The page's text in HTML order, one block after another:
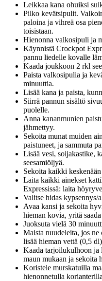
Leikkaa kana ohuiksi
Pilko kevätsipulit.
paloina ja vihreä osa
toisistaan.
Hienonna valkosipuli ja
Käynnistä Crockpot
pannu liedelle kovalle
Kaada joukkoon 2 rkl
Paista valkosipulia ja
minuuttia.
Lisää kana ja paista,
Siirrä pannun sisältö
puolelle.
Anna kananmunien
jähmettyy.
Sekoita munat muiden
paistuneet, ja sammuta
Lisää vesi, soijakastike,
seesamiöljyä.
Sekoita kaikki
Laita kaikki ainekset
Expressissä: laita
Valitse hidas kypsennys/
Avaa kansi ja sekoita
hieman kovia, yritä
Juoksuta vielä 30
Maista nuudeleita, jos
lisää hieman vettä (0,5
Kaada tarjoilukulhoon ja
maun mukaan ja sekoita
Koristele murskatuilla
hienonnetulla